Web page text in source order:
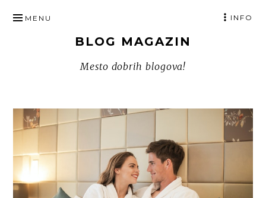
TO
BLOG MAGAZIN
Mesto dobrih blogova!
MENU INFO